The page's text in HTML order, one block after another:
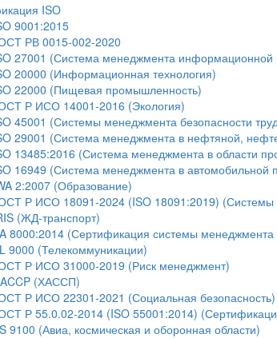
ISO
9001:2015
РВ 0015-002-2020
27001 (Система менеджмента информационной
20000 (Информационная технология)
22000 (Пищевая промышленность)
Р ИСО 14001-2016 (Экология)
45001 (Системы менеджмента безопасности
29001 (Система менеджмента в нефтяной,
13485:2016 (Система менеджмента в области
16949 (Система менеджмента в автомобильной
2:2007 (Образование)
Р ИСО 18091-2024 (ISO 18091:2019) (Системы
(ЖД-транспорт)
8000:2014 (Сертификация системы менеджмента
9000 (Телекоммуникации)
Р ИСО 31000-2019 (Риск менеджмент)
(ХАССП)
Р ИСО 22301-2021 (Социальная безопасность)
Р 55.0.02-2014 (ISO 55001:2014)
9100 (Авиа, космическая и оборонная области)